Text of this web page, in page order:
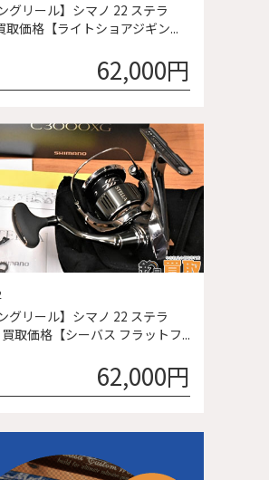
グリール】シマノ 22 ステラ
取価格【ライトショアジギン...
62,000円
グリール】シマノ 22 ステラ
取価格【シーバス フラットフ...
62,000円